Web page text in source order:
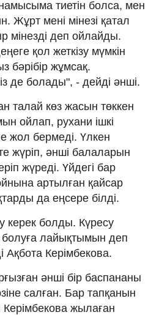
тиетін болса, мен
Жұрт мені мінезі қатал
мінезді деп ойлайды.
қол жеткізу мүмкін
бәрібір жұмсақ.
де болады", - дейді әнші.
талай көз жасын төккен
ойлап, рухани ішкі
жол бермеді. Үлкен
жүріп, әнші балаларын
жүреді. Үйдегі бар
артылған қайсар
да еңсере білді.
керек болды. Күресу
лайықтымын деп
Ақбота Керімбекова.
әнші бір баспананы
салған. Бар тапқанын
Керімбекова жылаған